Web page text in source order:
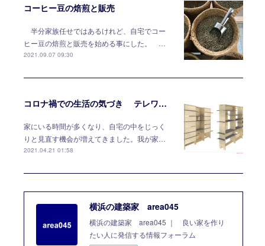
コーヒー豆の焙煎と販売
半分家族任せではあるけれど、自宅でコー
ヒー豆の焙煎と販売を始める事にした。 …
2021.09.07 09:30
コロナ禍での生活の気づき テレワークには家具で対応する
家にいる時間が多くなり、自宅の中をじっく
りと見直す機会が増えてきました。我が家…
2021.04.21 01:58
横浜の建築家 area045
横浜の建築家 area045 ｜ 良い家を作り
たい人に発信する情報フォーラム